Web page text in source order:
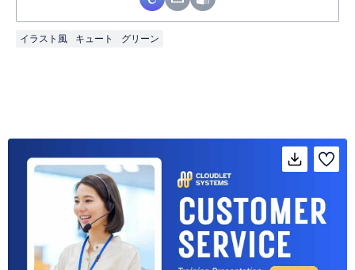
イラスト風 キュート グリーン